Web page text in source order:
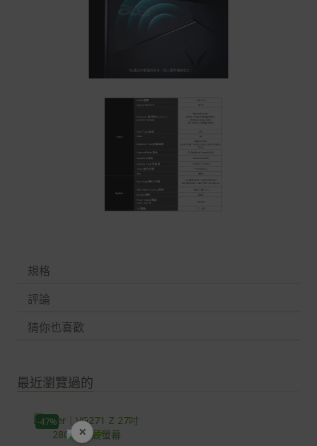
規格
評論
猜你也喜歡
最近瀏覽過的
-47%
× 開學裝備全面降價